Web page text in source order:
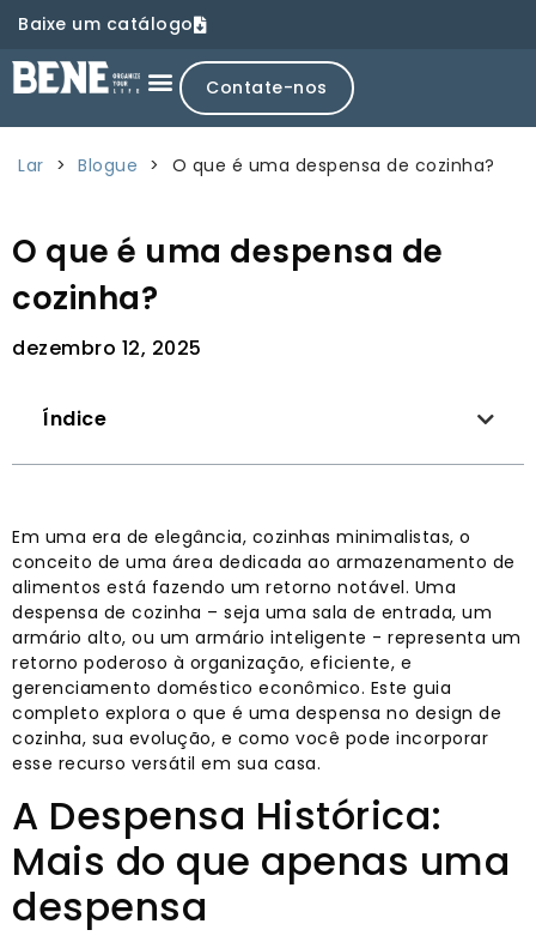
Baixe um catálogo
Contate-nos
Lar > Blogue > O que é uma despensa de cozinha?
O que é uma despensa de
cozinha?
dezembro 12, 2025
Índice
Em uma era de elegância, cozinhas minimalistas, o
conceito de uma área dedicada ao armazenamento de
alimentos está fazendo um retorno notável. Uma
despensa de cozinha – seja uma sala de entrada, um
armário alto, ou um armário inteligente - representa um
retorno poderoso à organização, eficiente, e
gerenciamento doméstico econômico. Este guia
completo explora o que é uma despensa no design de
cozinha, sua evolução, e como você pode incorporar
esse recurso versátil em sua casa.
A Despensa Histórica:
Mais do que apenas uma
despensa